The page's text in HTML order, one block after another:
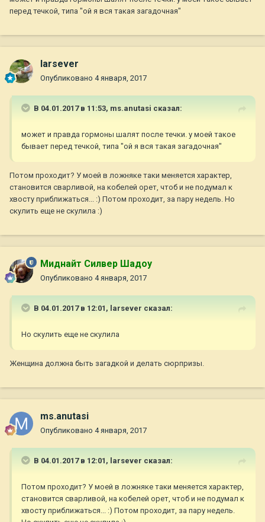
перед течкой, типа "ой я вся такая загадочная"
larsever
Опубликовано 4 января, 2017
В 04.01.2017 в 11:53, ms.anutasi сказал:
может и правда гормоны шалят после течки. у моей такое
бывает перед течкой, типа "ой я вся такая загадочная"
Потом проходит? У моей в ложняке таки меняется характер,
становится сварливой, на кобелей орет, чтоб и не подумал к
хвосту приближаться... :) Потом проходит, за пару недель. Но
скулить еще не скулила :)
Миднайт Силвер Шадоу
Опубликовано 4 января, 2017
В 04.01.2017 в 12:01, larsever сказал:
Но скулить еще не скулила
Женщина должна быть загадкой и делать сюрпризы.
ms.anutasi
Опубликовано 4 января, 2017
В 04.01.2017 в 12:01, larsever сказал:
Потом проходит? У моей в ложняке таки меняется характер,
становится сварливой, на кобелей орет, чтоб и не подумал к
хвосту приближаться... :) Потом проходит, за пару недель.